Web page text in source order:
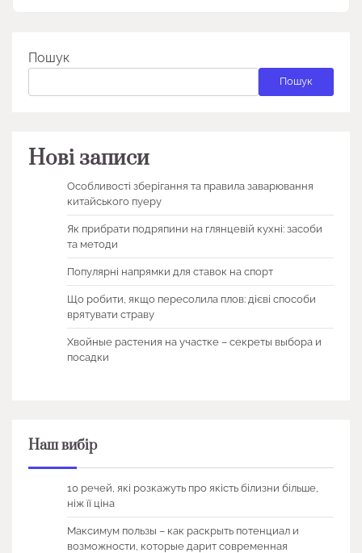
Пошук
Пошук
Нові записи
Особливості зберігання та правила заварювання
китайського пуеру
Як прибрати подряпини на глянцевій кухні: засоби
та методи
Популярні напрямки для ставок на спорт
Що робити, якщо пересолила плов: дієві способи
врятувати страву
Хвойные растения на участке – секреты выбора и
посадки
Наш вибір
10 речей, які розкажуть про якість білизни більше,
ніж її ціна
Максимум пользы – как раскрыть потенциал и
возможности, которые дарит современная